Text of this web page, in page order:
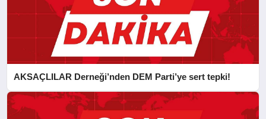
AKSAÇLILAR Derneği’nden DEM Parti’ye sert tepki!